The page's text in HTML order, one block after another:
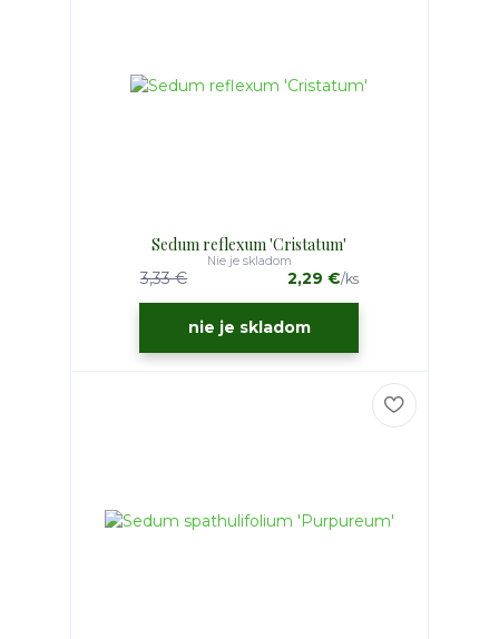
Sedum reflexum 'Cristatum'
3,33 € 2,29 €/ks
Nie je skladom
nie je skladom